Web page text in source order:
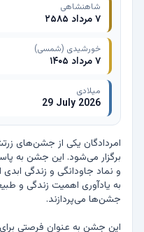
شاهنشاهی
۷ مرداد ۲۵۸۵
خورشیدی (شمسی)
۷ مرداد ۱۴۰۵
میلادی
29 July 2026